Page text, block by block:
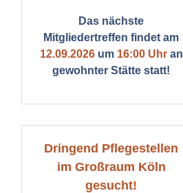
Das nächste
Mitgliedertreffen findet am
12.09.2026um 16:00 Uhran
gewohnter Stätte statt!
Dringend Pflegestellen
im Großraum Köln
gesucht!